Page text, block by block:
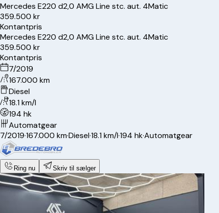
Mercedes E220 d2,0 AMG Line stc. aut. 4Matic
359.500 kr
Kontantpris
Mercedes E220 d2,0 AMG Line stc. aut. 4Matic
359.500 kr
Kontantpris
7/2019
167.000 km
Diesel
18.1 km/l
194 hk
Automatgear
7/2019·167.000 km·Diesel·18.1 km/l·194 hk·Automatgear
Ring nu Skriv til sælger